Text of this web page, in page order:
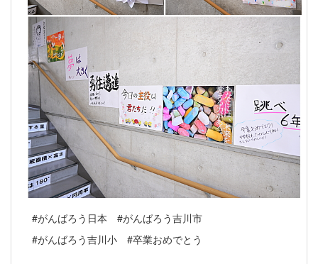
#がんばろう日本 #がんばろう吉川市
#がんばろう吉川小 #卒業おめでとう